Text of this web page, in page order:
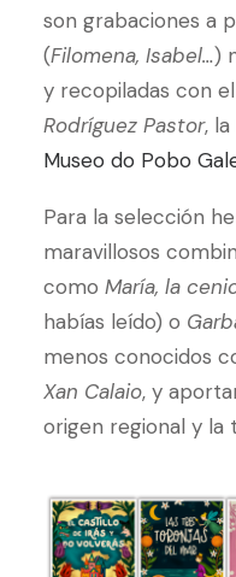
son grabaciones a
(Filomena, Isabel…)
y recopiladas con
Rodríguez Pastor, la
Museo do Pobo
Para la selección
maravillosos
como María, la
habías leído) o
menos conocidos
Xan Calaio, y
origen regional y la